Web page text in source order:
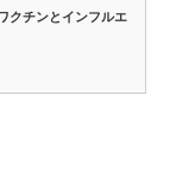
クチンとインフルエ